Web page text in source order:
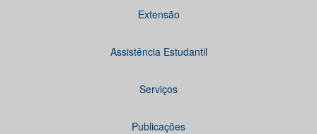
Extensão
Assistência Estudantil
Serviços
Publicações